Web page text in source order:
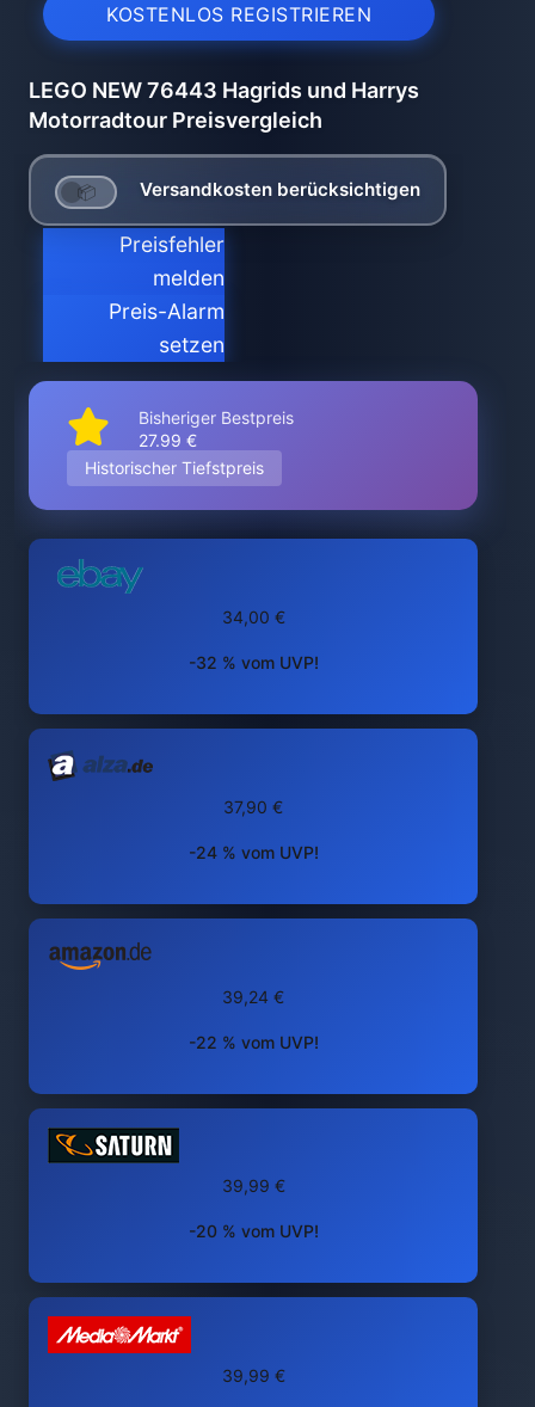
KOSTENLOS REGISTRIEREN
LEGO NEW 76443 Hagrids und Harrys
Motorradtour Preisvergleich
Versandkosten berücksichtigen
Preisfehler
melden
Preis-Alarm
setzen
Bisheriger Bestpreis
27.99 €
Historischer Tiefstpreis
34,00 €
-32 % vom UVP!
37,90 €
-24 % vom UVP!
39,24 €
-22 % vom UVP!
39,99 €
-20 % vom UVP!
39,99 €